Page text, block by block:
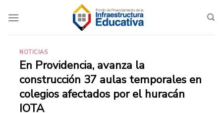
NOTICIAS
En Providencia, avanza la
construcción 37 aulas temporales en
colegios afectados por el huracán
IOTA